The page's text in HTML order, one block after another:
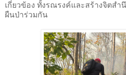
เกี่ยวข้อง ทั้งรณรงค์และสร้างจิตสำ
ผืนป่าร่วมกัน